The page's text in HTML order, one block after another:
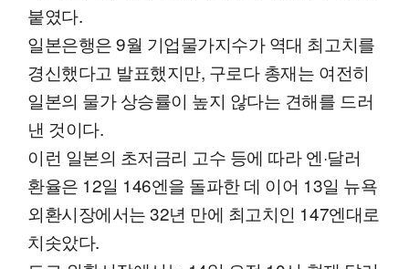
붙였다.
일본은행은 9월 기업물가지수가 역대 최고치를
경신했다고 발표했지만, 구로다 총재는 여전히
일본의 물가 상승률이 높지 않다는 견해를 드러
낸 것이다.
이런 일본의 초저금리 고수 등에 따라 엔·달러
환율은 12일 146엔을 돌파한 데 이어 13일 뉴욕
외환시장에서는 32년 만에 최고치인 147엔대로
치솟았다.